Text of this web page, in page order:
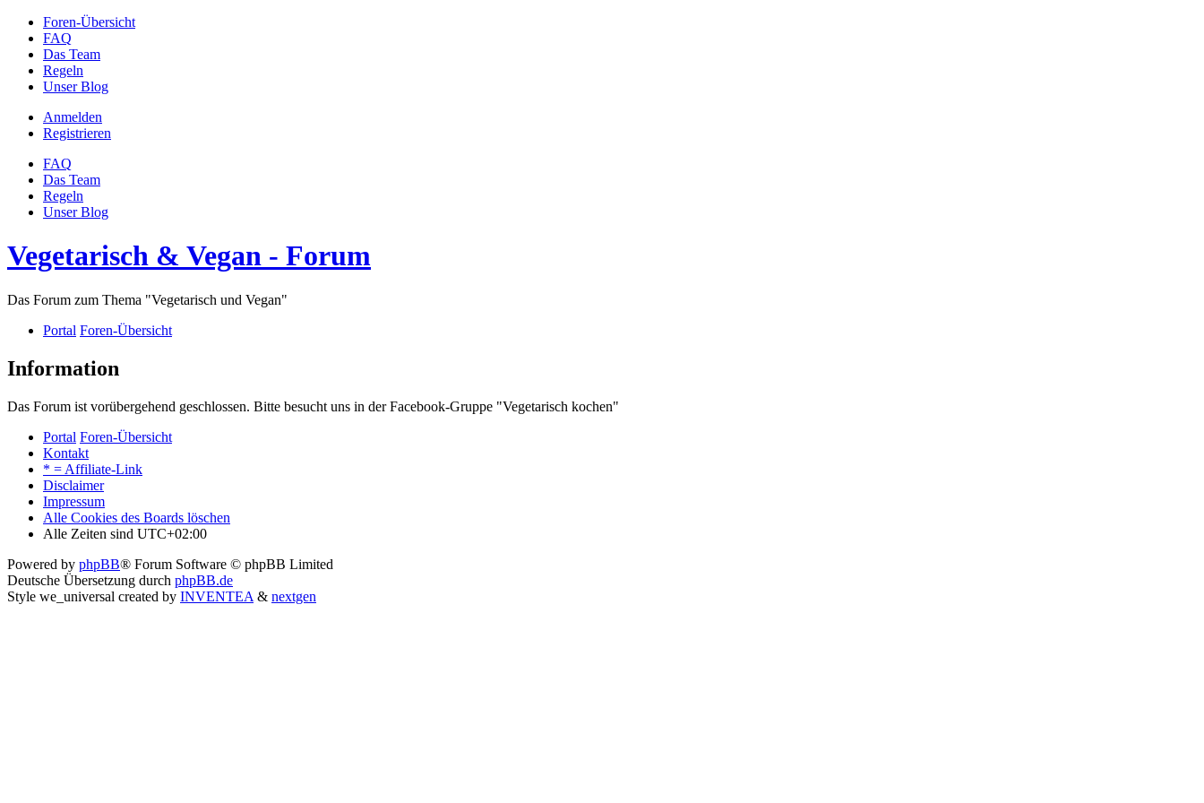
Foren-Übersicht
FAQ
Das Team
Regeln
Unser Blog
Anmelden
Registrieren
FAQ
Das Team
Regeln
Unser Blog
Vegetarisch & Vegan - Forum
Das Forum zum Thema "Vegetarisch und Vegan"
Portal Foren-Übersicht
Information
Das Forum ist vorübergehend geschlossen. Bitte besucht uns in der Facebook-Gruppe "Vegetarisch kochen"
Portal Foren-Übersicht
Kontakt
* = Affiliate-Link
Disclaimer
Impressum
Alle Cookies des Boards löschen
Alle Zeiten sind UTC+02:00
Powered by phpBB® Forum Software © phpBB Limited
Deutsche Übersetzung durch phpBB.de
Style we_universal created by INVENTEA & nextgen